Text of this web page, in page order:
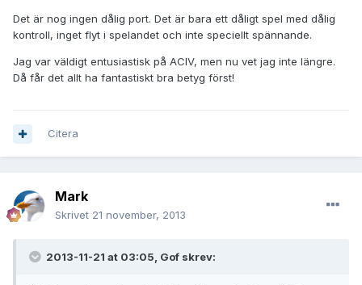
Det är nog ingen dålig port. Det är bara ett dåligt spel med dålig
kontroll, inget flyt i spelandet och inte speciellt spännande.
Jag var väldigt entusiastisk på ACIV, men nu vet jag inte längre.
Då får det allt ha fantastiskt bra betyg först!
Citera
Mark
Skrivet 21 november, 2013
2013-11-21 at 03:05, Gof skrev: